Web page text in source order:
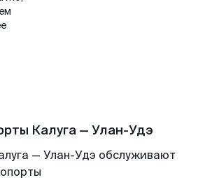
Калуга — Улан-Удэ
— Улан-Удэ обслуживают